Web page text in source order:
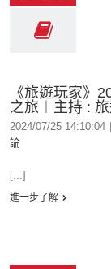
《旅遊玩家》
之旅︱主持 :
2024/07/25 14:10:04
論
[...]
進一步了解